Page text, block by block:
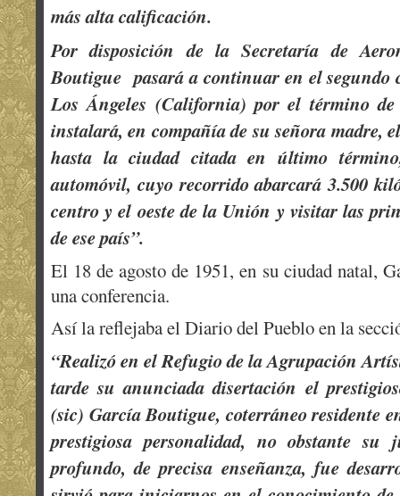
más alta calificación.
Por disposición de la Secretaría de
Boutigue pasará a continuar en el segundo
Los Ángeles (California) por el término
instalará, en compañía de su señora madre,
hasta la ciudad citada en último
automóvil, cuyo recorrido abarcará 3.500
centro y el oeste de la Unión y visitar las
de ese país”.
El 18 de agosto de 1951, en su ciudad natal,
una conferencia.
Así la reflejaba el Diario del Pueblo en la
“Realizó en el Refugio de la Agrupación
tarde su anunciada disertación el
(sic) García Boutigue, coterráneo residente
prestigiosa personalidad, no obstante su
profundo, de precisa enseñanza, fue